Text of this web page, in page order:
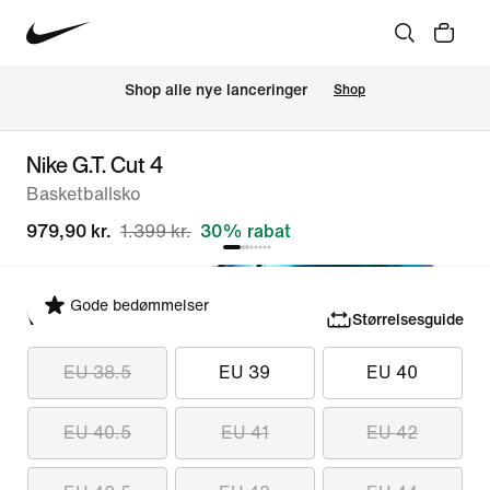
Shop alle nye lanceringer Shop
Nike G.T. Cut 4
Basketballsko
979,90 kr. 1.399 kr. 30% rabat
Gode bedømmelser
Vælg størrelse Størrelsesguide
EU 38.5 EU 39 EU 40
EU 40.5 EU 41 EU 42